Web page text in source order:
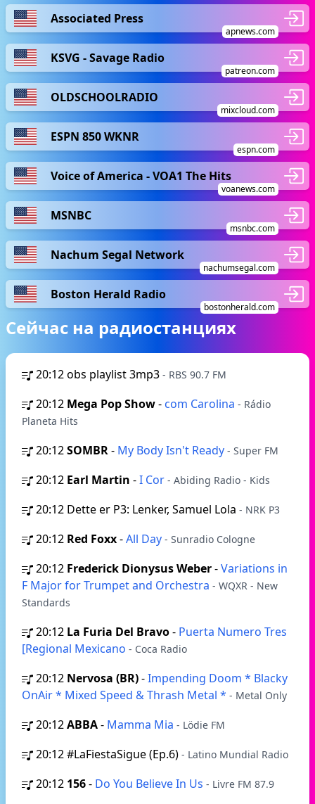
Associated Press
apnews.com
KSVG - Savage Radio
patreon.com
OLDSCHOOLRADIO
mixcloud.com
ESPN 850 WKNR
espn.com
Voice of America - VOA1 The Hits
voanews.com
MSNBC
msnbc.com
Nachum Segal Network
nachumsegal.com
Boston Herald Radio
bostonherald.com
Сейчас на радиостанциях
20:12obs playlist 3mp3 - RBS 90.7 FM
20:12 Mega Pop Show- com Carolina - Rádio
Planeta Hits
20:12SOMBR- My Body Isn't Ready - Super FM
20:12 Earl Martin -I Cor - Abiding Radio - Kids
20:12 Dette er P3: Lenker, Samuel Lola - NRK P3
20:12 Red Foxx-All Day - Sunradio Cologne
20:12 Frederick Dionysus Weber-Variations in
F Major for Trumpet and Orchestra - WQXR - New
Standards
20:12 La Furia Del Bravo- Puerta Numero Tres
[Regional Mexicano - Coca Radio
20:12 Nervosa (BR)-Impending Doom * Blacky
OnAir * Mixed Speed & Thrash Metal * - Metal Only
20:12ABBA- Mamma Mia - Lödie FM
20:12#LaFiestaSigue (Ep.6) - Latino Mundial Radio
20:12 156- Do You Believe In Us - Livre FM 87.9